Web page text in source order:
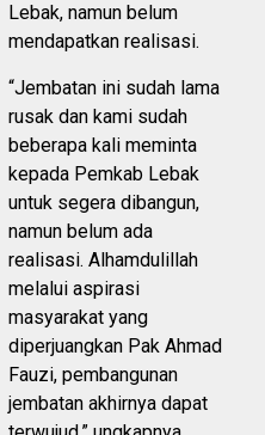
Lebak, namun belum
mendapatkan realisasi.
“Jembatan ini sudah lama
rusak dan kami sudah
beberapa kali meminta
kepada Pemkab Lebak
untuk segera dibangun,
namun belum ada
realisasi. Alhamdulillah
melalui aspirasi
masyarakat yang
diperjuangkan Pak Ahmad
Fauzi, pembangunan
jembatan akhirnya dapat